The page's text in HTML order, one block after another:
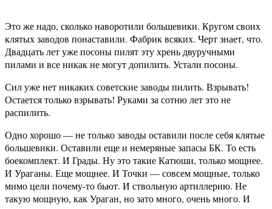
Это же надо, сколько наворотили большевики. Кругом своих
клятых заводов понаставили. Фабрик всяких. Черт знает, что.
Двадцать лет уже посоны пилят эту хрень двуручными
пилами и все никак не могут допилить. Устали посоны.
Сил уже нет никаких советские заводы пилить. Взрывать!
Остается только взрывать! Руками за сотню лет это не
распилить.
Одно хорошо — не только заводы оставили после себя клятые
большевики. Оставили еще и немеряные запасы БК. То есть
боекомплект. И Грады. Ну это такие Катюши, только мощнее.
И Ураганы. Еще мощнее. И Точки — совсем мощные, только
мимо цели почему-то бьют. И ствольную артиллерию. Не
такую мощную, как Ураган, но зато много, очень много. И